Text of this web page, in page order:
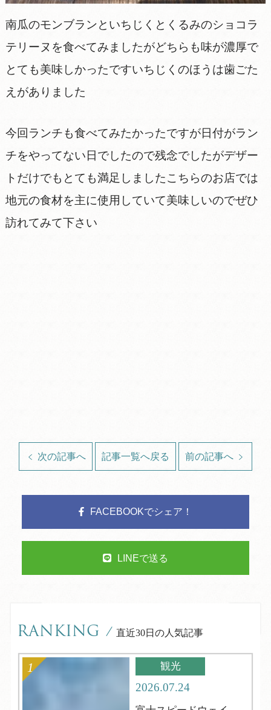
南瓜のモンブランといちじくとくるみのショコラ
テリーヌを食べてみましたがどちらも味が濃厚で
とても美味しかったですいちじくのほうは歯ごた
えがありました
今回ランチも食べてみたかったですが日付がラン
チをやってない日でしたので残念でしたがデザー
トだけでもとても満足しましたこちらのお店では
地元の食材を主に使用していて美味しいのでぜひ
訪れてみて下さい
次の記事へ 記事一覧へ戻る 前の記事へ
FACEBOOKでシェア！
LINEで送る
RANKING / 直近30日の人気記事
観光
2026.07.24